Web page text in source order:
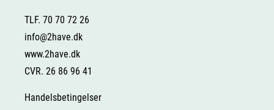
TLF. 70 70 72 26
info@2have.dk
www.2have.dk
CVR. 26 86 96 41
Handelsbetingelser